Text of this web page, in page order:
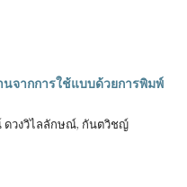
จากการใช้แบบด้วยการพิมพ์
ดวงวิไลลักษณ์, กันตวิชญ์